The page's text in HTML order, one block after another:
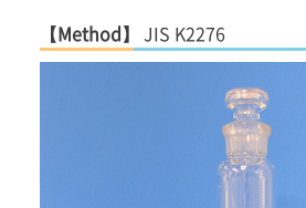
【Method】 JIS K2276